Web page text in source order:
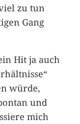
zu tun
Gang
Hit ja auch
würde,
und
mich